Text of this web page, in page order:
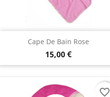
Cape De Bain Rose
15,00 €
Aperçu rapide
favorite_border